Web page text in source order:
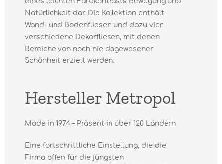
Natürlichkeit dar. Die Kollektion enthält
Wand- und Bodenfliesen und dazu vier
verschiedene Dekorfliesen, mit denen
Bereiche von noch nie dagewesener
Schönheit erzielt werden.
Hersteller Metropol
Made in 1974 – Präsent in über 120 Ländern
Eine fortschrittliche Einstellung, die die
Firma offen für die jüngsten